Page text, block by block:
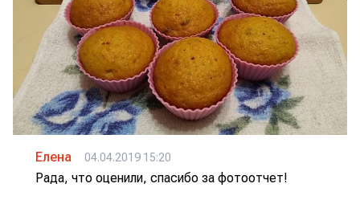
Елена 04.04.2019 15:20
Рада, что оценили, спасибо за фотоотчет!